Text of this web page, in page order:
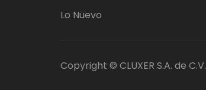
Lo Nuevo
Copyright © CLUXER S.A. de C.V.